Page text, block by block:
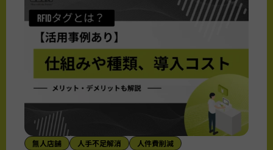
無人店舗 人手不足解消 人件費削減